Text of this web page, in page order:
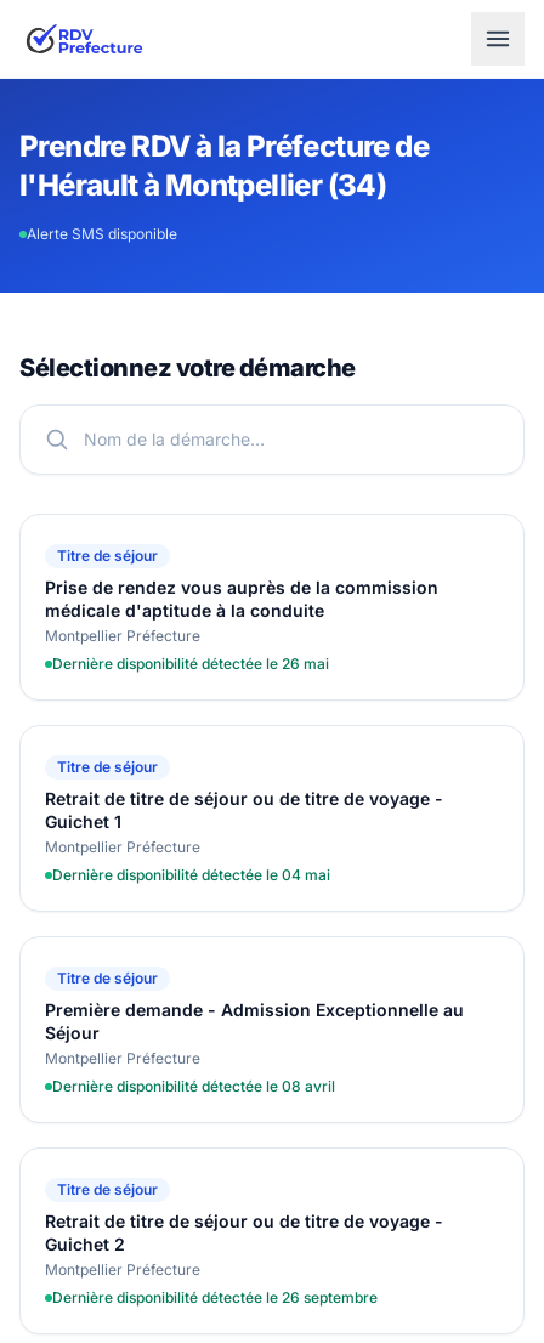
Prendre RDV à la Préfecture de
l'Hérault à Montpellier (34)
Alerte SMS disponible
Sélectionnez votre démarche
Titre de séjour
Prise de rendez vous auprès de la commission
médicale d'aptitude à la conduite
Montpellier Préfecture
Dernière disponibilité détectée le 26 mai
Titre de séjour
Retrait de titre de séjour ou de titre de voyage -
Guichet 1
Montpellier Préfecture
Dernière disponibilité détectée le 04 mai
Titre de séjour
Première demande - Admission Exceptionnelle au
Séjour
Montpellier Préfecture
Dernière disponibilité détectée le 08 avril
Titre de séjour
Retrait de titre de séjour ou de titre de voyage -
Guichet 2
Montpellier Préfecture
Dernière disponibilité détectée le 26 septembre